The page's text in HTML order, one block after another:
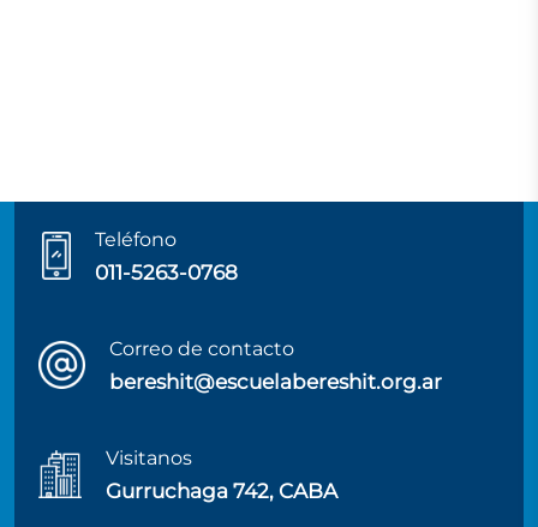
Teléfono
011-5263-0768
Correo de contacto
bereshit@escuelabereshit.org.ar
Visitanos
Gurruchaga 742, CABA